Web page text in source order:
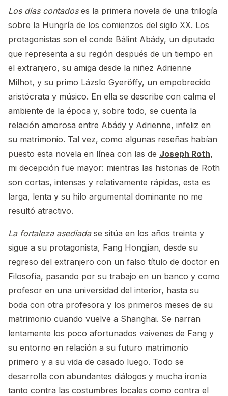
Los días contados es la primera novela de una trilogía
sobre la Hungría de los comienzos del siglo XX. Los
protagonistas son el conde Bálint Abády, un diputado
que representa a su región después de un tiempo en
el extranjero, su amiga desde la niñez Adrienne
Milhot, y su primo Lázslo Gyeröffy, un empobrecido
aristócrata y músico. En ella se describe con calma el
ambiente de la época y, sobre todo, se cuenta la
relación amorosa entre Abády y Adrienne, infeliz en
su matrimonio. Tal vez, como algunas reseñas habían
puesto esta novela en línea con las de Joseph Roth,
mi decepción fue mayor: mientras las historias de Roth
son cortas, intensas y relativamente rápidas, esta es
larga, lenta y su hilo argumental dominante no me
resultó atractivo.
La fortaleza asediadase sitúa en los años treinta y
sigue a su protagonista, Fang Hongjian, desde su
regreso del extranjero con un falso título de doctor en
Filosofía, pasando por su trabajo en un banco y como
profesor en una universidad del interior, hasta su
boda con otra profesora y los primeros meses de su
matrimonio cuando vuelve a Shanghai. Se narran
lentamente los poco afortunados vaivenes de Fang y
su entorno en relación a su futuro matrimonio
primero y a su vida de casado luego. Todo se
desarrolla con abundantes diálogos y mucha ironía
tanto contra las costumbres locales como contra el